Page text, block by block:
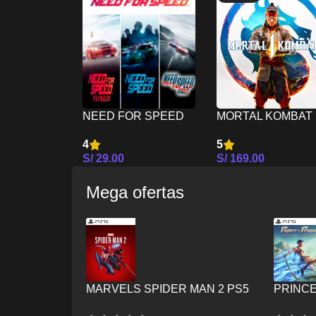
NEED FOR SPEED
– XBOX SERIES X/S
4
S/29.00
MORTAL KOMBAT
5
S/169.00
Mega ofertas
MARVELS SPIDER MAN 2 PS5